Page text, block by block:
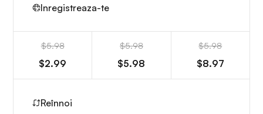
Inregistreaza-te
$5.98
$2.99
$5.98
$5.98
$5.98
$8.97
Reînnoi